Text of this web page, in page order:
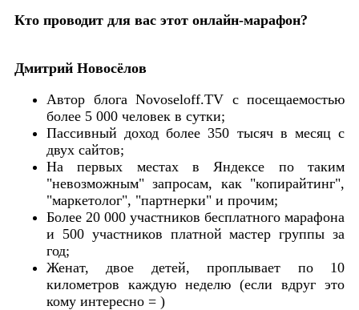
Кто проводит для вас этот онлайн-марафон?
Дмитрий Новосёлов
Автор блога Novoseloff.TV с посещаемостью
более 5 000 человек в сутки;
Пассивный доход более 350 тысяч в месяц с
двух сайтов;
На первых местах в Яндексе по таким
"невозможным" запросам, как "копирайтинг",
"маркетолог", "партнерки" и прочим;
Более 20 000 участников бесплатного марафона
и 500 участников платной мастер группы за
год;
Женат, двое детей, проплывает по 10
километров каждую неделю (если вдруг это
кому интересно = )